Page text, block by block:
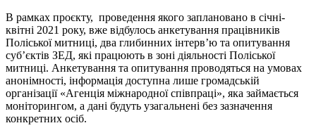
В рамках проєкту, проведення якого заплановано в січні-
квітні 2021 року, вже відбулось анкетування працівників
Поліської митниці, два глибинних інтерв’ю та опитування
суб’єктів ЗЕД, які працюють в зоні діяльності Поліської
митниці. Анкетування та опитування проводяться на умовах
анонімності, інформація доступна лише громадській
організації «Агенція міжнародної співпраці», яка займається
моніторингом, а дані будуть узагальнені без зазначення
конкретних осіб.